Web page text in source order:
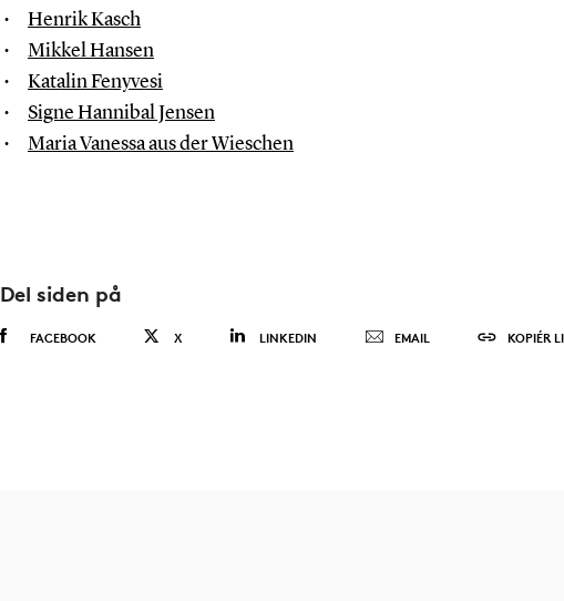
Henrik Kasch
Mikkel Hansen
Katalin Fenyvesi
Signe Hannibal Jensen
Maria Vanessa aus der Wieschen
Del siden på
FACEBOOK X LINKEDIN EMAIL KOPIÉR